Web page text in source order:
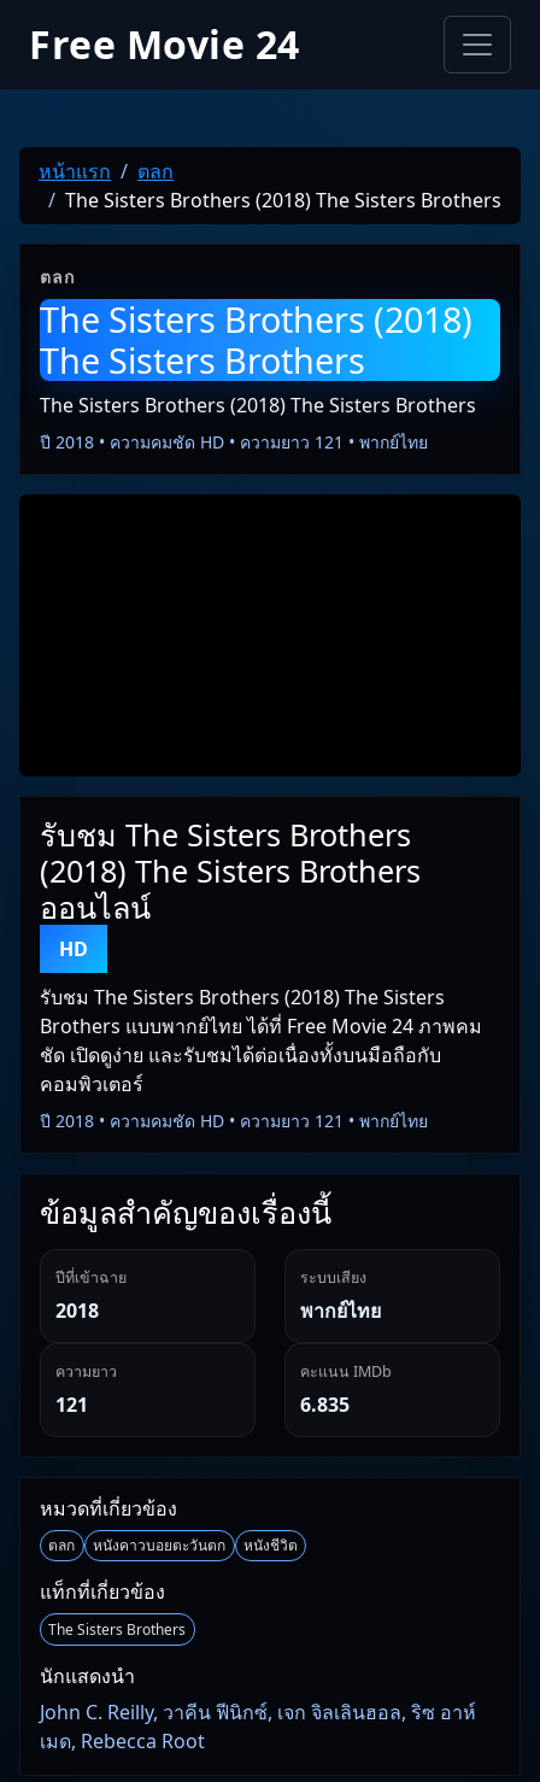
Free Movie 24
หน้าแรก
ตลก
The Sisters Brothers (2018) The Sisters Brothers
ตลก
The Sisters Brothers (2018)
The Sisters Brothers
The Sisters Brothers (2018) The Sisters Brothers
ปี 2018 • ความคมชัด HD • ความยาว 121 • พากย์ไทย
รับชม The Sisters Brothers
(2018) The Sisters Brothers
ออนไลน์
HD
รับชม The Sisters Brothers (2018) The Sisters
Brothers แบบพากย์ไทย ได้ที่ Free Movie 24 ภาพคม
ชัด เปิดดูง่าย และรับชมได้ต่อเนื่องทั้งบนมือถือกับ
คอมพิวเตอร์
ปี 2018 • ความคมชัด HD • ความยาว 121 • พากย์ไทย
ข้อมูลสำคัญของเรื่องนี้
ปีที่เข้าฉาย
2018
ระบบเสียง
พากย์ไทย
ความยาว
121
คะแนน IMDb
6.835
หมวดที่เกี่ยวข้อง
ตลก หนังคาวบอยตะวันตก หนังชีวิต
แท็กที่เกี่ยวข้อง
The Sisters Brothers
นักแสดงนำ
John C. Reilly, วาคีน ฟีนิกซ์, เจก จิลเลินฮอล, ริซ อาห์
เมด, Rebecca Root